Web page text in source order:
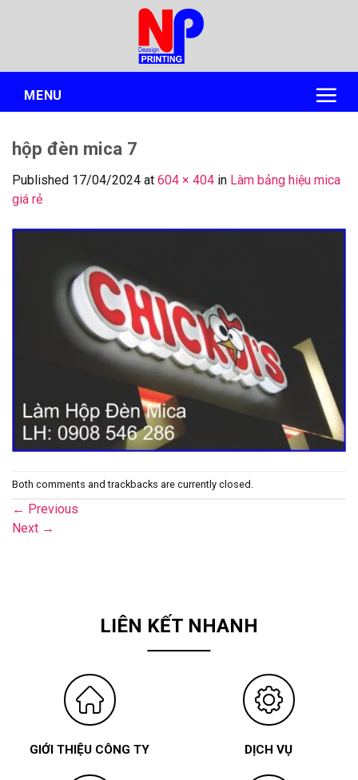
MENU
hộp đèn mica 7
Published 17/04/2024 at 604 × 404 in Làm bảng hiệu mica
giá rẻ
Both comments and trackbacks are currently closed.
← Previous
Next →
LIÊN KẾT NHANH
GIỚI THIỆU CÔNG TY DỊCH VỤ